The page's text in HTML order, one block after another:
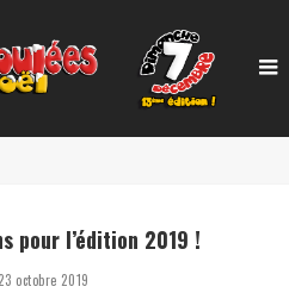
pour l’édition 2019 !
23 octobre 2019